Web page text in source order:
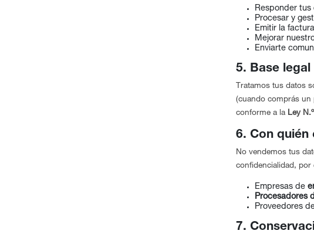
Responder tus
Procesar y
Emitir la
Mejorar
Enviarte
5. Base legal
Tratamos tus datos
(cuando comprás un
conforme a la Ley
6. Con
No vendemos tus
confidencialidad, por
Empresas de
Procesadores
Proveedores
7.